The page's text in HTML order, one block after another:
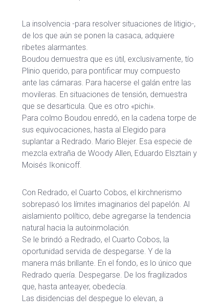
La insolvencia -para resolver situaciones de litigio-,
de los que aún se ponen la casaca, adquiere
ribetes alarmantes.
Boudou demuestra que es útil, exclusivamente, tío
Plinio querido, para pontificar muy compuesto
ante las cámaras. Para hacerse el galán entre las
movileras. En situaciones de tensión, demuestra
que se desarticula. Que es otro «pichi».
Para colmo Boudou enredó, en la cadena torpe de
sus equivocaciones, hasta al Elegido para
suplantar a Redrado. Mario Blejer. Esa especie de
mezcla extraña de Woody Allen, Eduardo Elsztain y
Moisés Ikonicoff.
Con Redrado, el Cuarto Cobos, el kirchnerismo
sobrepasó los límites imaginarios del papelón. Al
aislamiento político, debe agregarse la tendencia
natural hacia la autoinmolación.
Se le brindó a Redrado, el Cuarto Cobos, la
oportunidad servida de despegarse. Y de la
manera más brillante. En el fondo, es lo único que
Redrado quería. Despegarse. De los fragilizados
que, hasta anteayer, obedecía.
Las disidencias del despegue lo elevan, a